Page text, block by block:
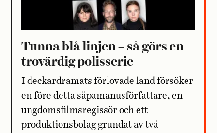
Tunna blå linjen – så görs en
trovärdig polisserie
I deckardramats förlovade land försöker
en före detta såpamanusförfattare, en
ungdomsfilmsregissör och ett
produktionsbolag grundat av två